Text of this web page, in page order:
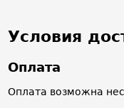
Условия
Оплата
Оплата возможна